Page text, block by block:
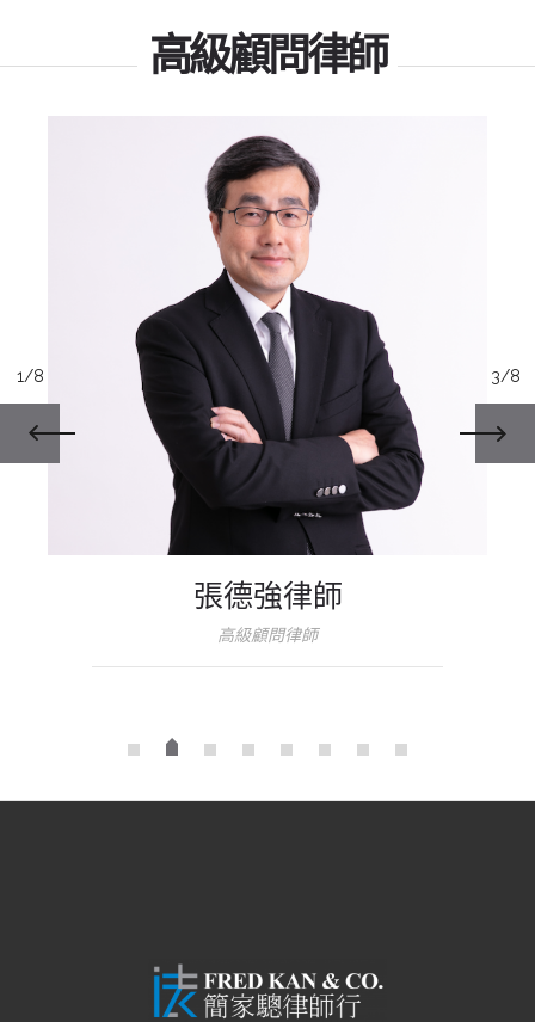
高級顧問律師
張德強律師
高級顧問律師
1/8 3/8